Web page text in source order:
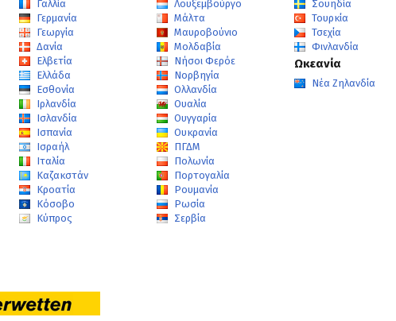
Γαλλία
Γερμανία
Γεωργία
Δανία
Ελβετία
Ελλάδα
Εσθονία
Ιρλανδία
Ισλανδία
Ισπανία
Ισραήλ
Ιταλία
Καζακστάν
Κροατία
Κόσοβο
Κύπρος
Λουξεμβούργο
Μάλτα
Μαυροβούνιο
Μολδαβία
Νήσοι Φερόε
Νορβηγία
Ολλανδία
Ουαλία
Ουγγαρία
Ουκρανία
ΠΓΔΜ
Πολωνία
Πορτογαλία
Ρουμανία
Ρωσία
Σερβία
Σουηδία
Τουρκία
Τσεχία
Φινλανδία
Ωκεανία
Νέα Ζηλανδία